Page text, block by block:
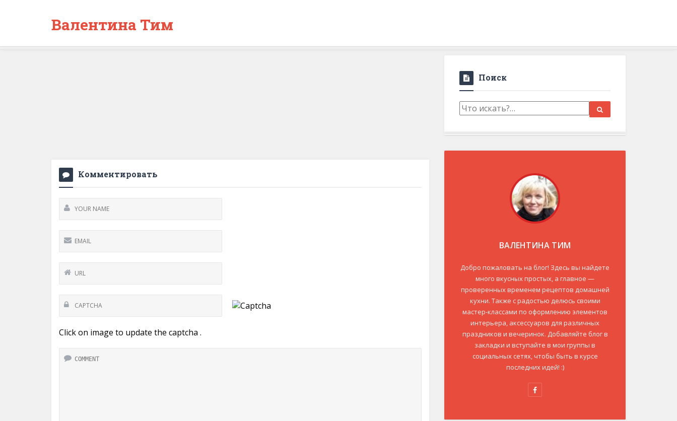
Валентина Тим
Комментировать
Click on image to update the captcha .
Поиск
ВАЛЕНТИНА ТИМ
Добро пожаловать на блог! Здесь вы найдете
много вкусных простых, а главное —
проверенных временем рецептов домашней
кухни. Также с радостью делюсь своими
мастер-классами по оформлению элементов
интерьера, аксессуаров для различных
праздников и вечеринок. Добавляйте блог в
закладки и вступайте в мои группы в
социальных сетях, чтобы быть в курсе
последних идей! :)